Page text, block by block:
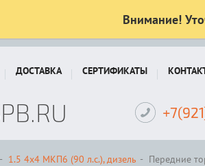
Внимание!
ДОСТАВКА СЕРТИФИКАТЫ
1.5 4x4 MКП6 (90 л.с.), дизель Передние